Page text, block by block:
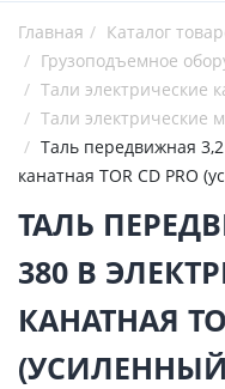
Главная
Каталог
Грузоподъемное
Тали электрические
Тали электрические
Таль передвижная 3,2 т 30 м 380 В электрическая
канатная TOR CD PRO
ТАЛЬ
380 В
КАНАТНАЯ